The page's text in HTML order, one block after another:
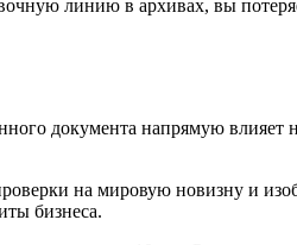
линию в архивах, вы
документа напрямую
на мировую новизну и
бизнеса.